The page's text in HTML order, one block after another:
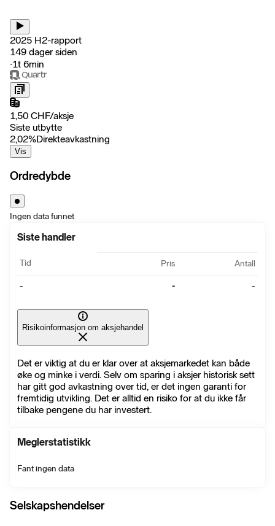
2025 H2-rapport
149 dager siden
‧1t 6min
1,50 CHF/aksje
Siste utbytte
2,02%Direkteavkastning
Vis
Ordredybde
Ingen data funnet
Siste handler
Tid Pris Antall
- - -
Risikoinformasjon om aksjehandel
Det er viktig at du er klar over at aksjemarkedet kan både
øke og minke i verdi. Selv om sparing i aksjer historisk sett
har gitt god avkastning over tid, er det ingen garanti for
fremtidig utvikling. Det er alltid en risiko for at du ikke får
tilbake pengene du har investert.
Meglerstatistikk
Fant ingen data
Selskapshendelser